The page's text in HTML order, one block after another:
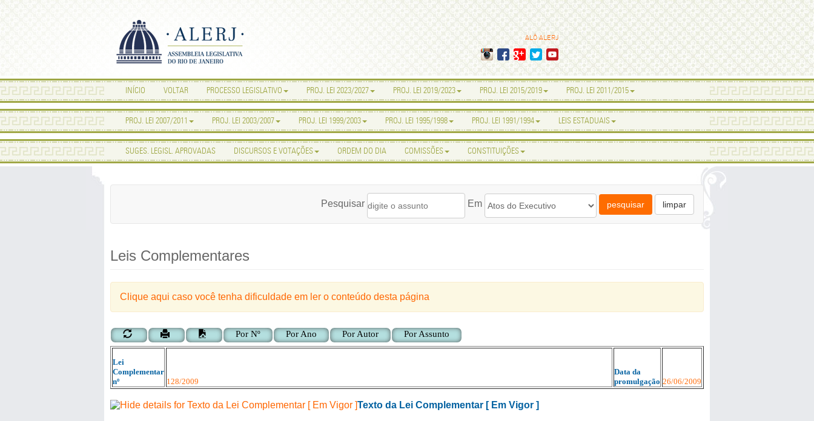
ALÔ ALERJ
INÍCIO VOLTAR PROCESSO LEGISLATIVO PROJ. LEI 2023/2027 PROJ. LEI 2019/2023 PROJ. LEI 2015/2019 PROJ. LEI 2011/2015
PROJ. LEI 2007/2011 PROJ. LEI 2003/2007 PROJ. LEI 1999/2003 PROJ. LEI 1995/1998 PROJ. LEI 1991/1994 LEIS ESTADUAIS
SUGES. LEGISL. APROVADAS DISCURSOS E VOTAÇÕES ORDEM DO DIA COMISSÕES CONSTITUIÇÕES
Pesquisar Em pesquisar limpar
Leis Complementares
Clique aqui caso você tenha dificuldade em ler o conteúdo desta página
Por Nº Por Ano Por Autor Por Assunto
Lei
Complementar
nº
128/2009
Data da
promulgação 26/06/2009
Texto da Lei Complementar [ Em Vigor ]